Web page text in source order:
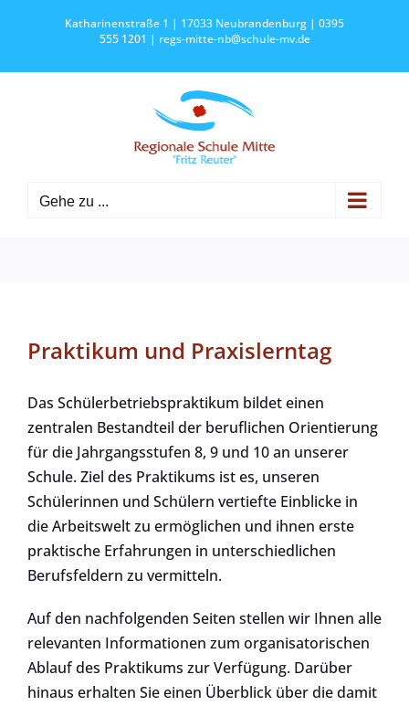
Katharinenstraße 1 | 17033 Neubrandenburg | 0395
555 1201 | regs-mitte-nb@schule-mv.de
Gehe zu ...
Praktikum und Praxislerntag
Das Schülerbetriebspraktikum bildet einen
zentralen Bestandteil der beruflichen Orientierung
für die Jahrgangsstufen 8, 9 und 10 an unserer
Schule. Ziel des Praktikums ist es, unseren
Schülerinnen und Schülern vertiefte Einblicke in
die Arbeitswelt zu ermöglichen und ihnen erste
praktische Erfahrungen in unterschiedlichen
Berufsfeldern zu vermitteln.
Auf den nachfolgenden Seiten stellen wir Ihnen alle
relevanten Informationen zum organisatorischen
Ablauf des Praktikums zur Verfügung. Darüber
hinaus erhalten Sie einen Überblick über die damit